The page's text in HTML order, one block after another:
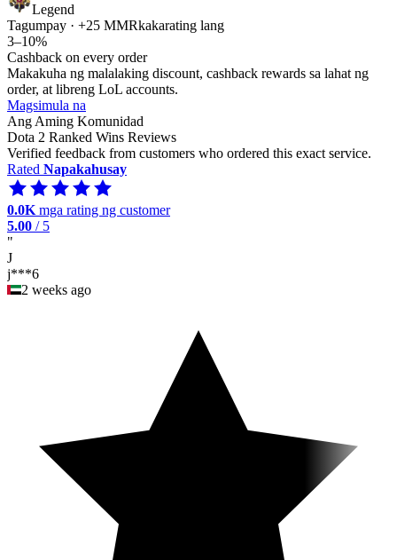
Legend
Tagumpay · +25 MMRkakarating lang
3–10%
Cashback on every order
Makakuha ng malalaking discount, cashback rewards sa lahat ng
order, at libreng LoL accounts.
Magsimula na
Ang Aming Komunidad
Dota 2 Ranked Wins Reviews
Verified feedback from customers who ordered this exact service.
Rated Napakahusay
0.0K mga rating ng customer
5.00 / 5
"
J
j***6
2 weeks ago